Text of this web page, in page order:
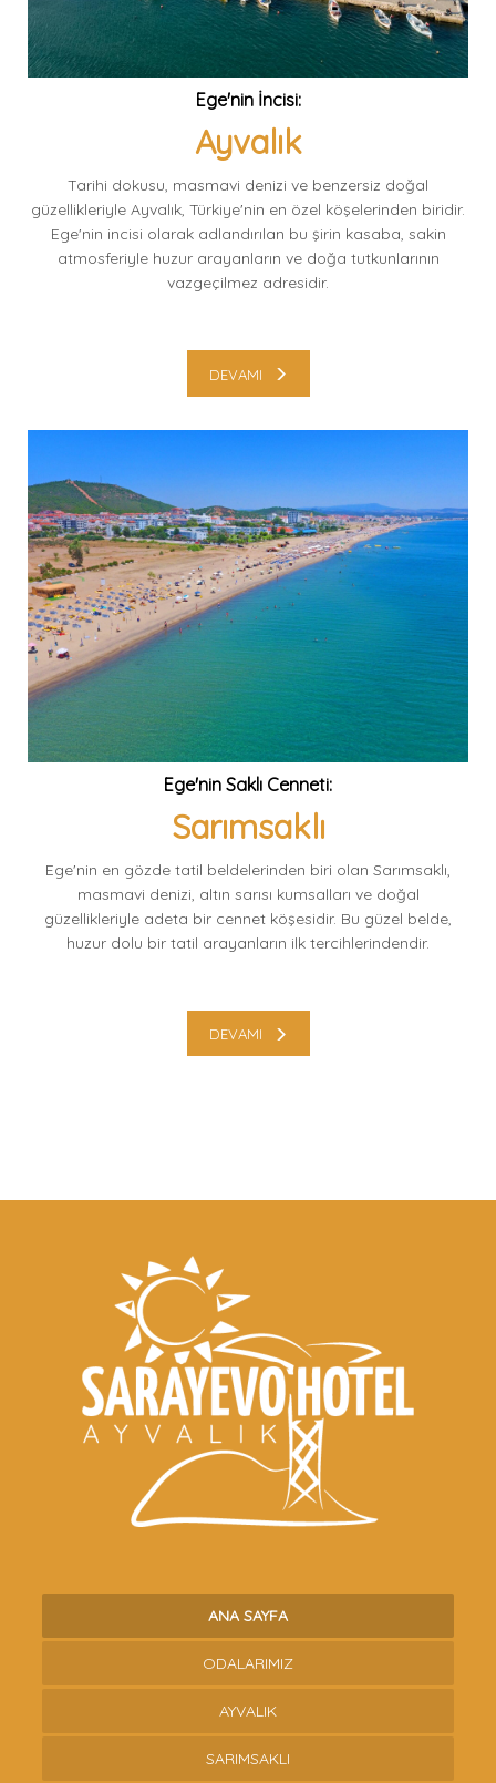
Ege'nin İncisi:
Ayvalık
Tarihi dokusu, masmavi denizi ve benzersiz doğal
güzellikleriyle Ayvalık, Türkiye'nin en özel köşelerinden biridir.
Ege'nin incisi olarak adlandırılan bu şirin kasaba, sakin
atmosferiyle huzur arayanların ve doğa tutkunlarının
vazgeçilmez adresidir.
DEVAMI
Ege'nin Saklı Cenneti:
Sarımsaklı
Ege'nin en gözde tatil beldelerinden biri olan Sarımsaklı,
masmavi denizi, altın sarısı kumsalları ve doğal
güzellikleriyle adeta bir cennet köşesidir. Bu güzel belde,
huzur dolu bir tatil arayanların ilk tercihlerindendir.
DEVAMI
ANA SAYFA
ODALARIMIZ
AYVALIK
SARIMSAKLI